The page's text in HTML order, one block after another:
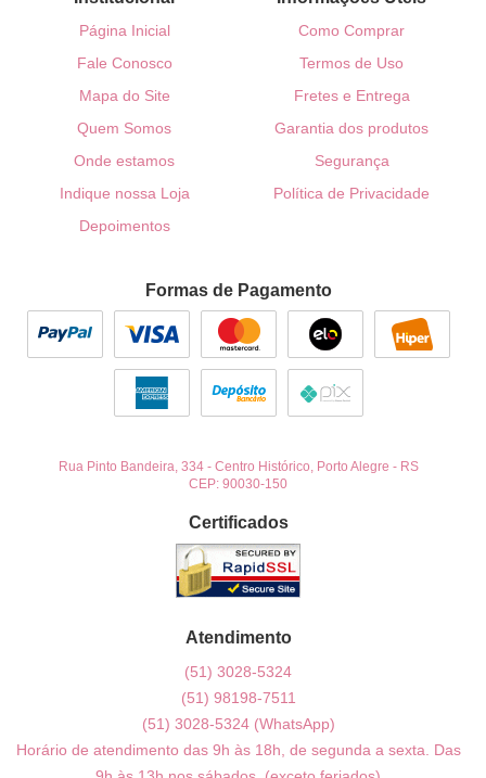
Página Inicial
Fale Conosco
Mapa do Site
Quem Somos
Onde estamos
Indique nossa Loja
Depoimentos
Como Comprar
Termos de Uso
Fretes e Entrega
Garantia dos produtos
Segurança
Política de Privacidade
Formas de Pagamento
Rua Pinto Bandeira, 334- Centro Histórico, Porto Alegre - RS
CEP: 90030-150
Certificados
Atendimento
(51) 3028-5324
(51) 98198-7511
(51) 3028-5324 (WhatsApp)
Horário de atendimento das 9h às 18h, de segunda a sexta. Das